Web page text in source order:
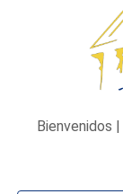
Bienvenidos |